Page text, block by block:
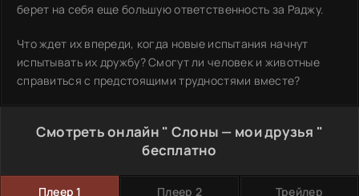
берет на себя еще большую ответственность за Раджу.
Что ждет их впереди, когда новые испытания начнут
испытывать их дружбу? Смогут ли человек и животные
справиться с предстоящими трудностями вместе?
Смотреть онлайн " Слоны — мои друзья "
бесплатно
Плеер 1 Плеер 2 Трейлер